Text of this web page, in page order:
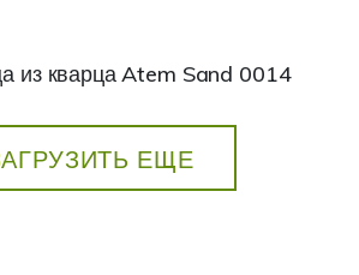
из кварца Atem Sand 0014
ЕЩЕ